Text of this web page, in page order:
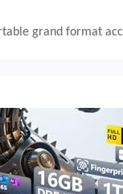
grand format